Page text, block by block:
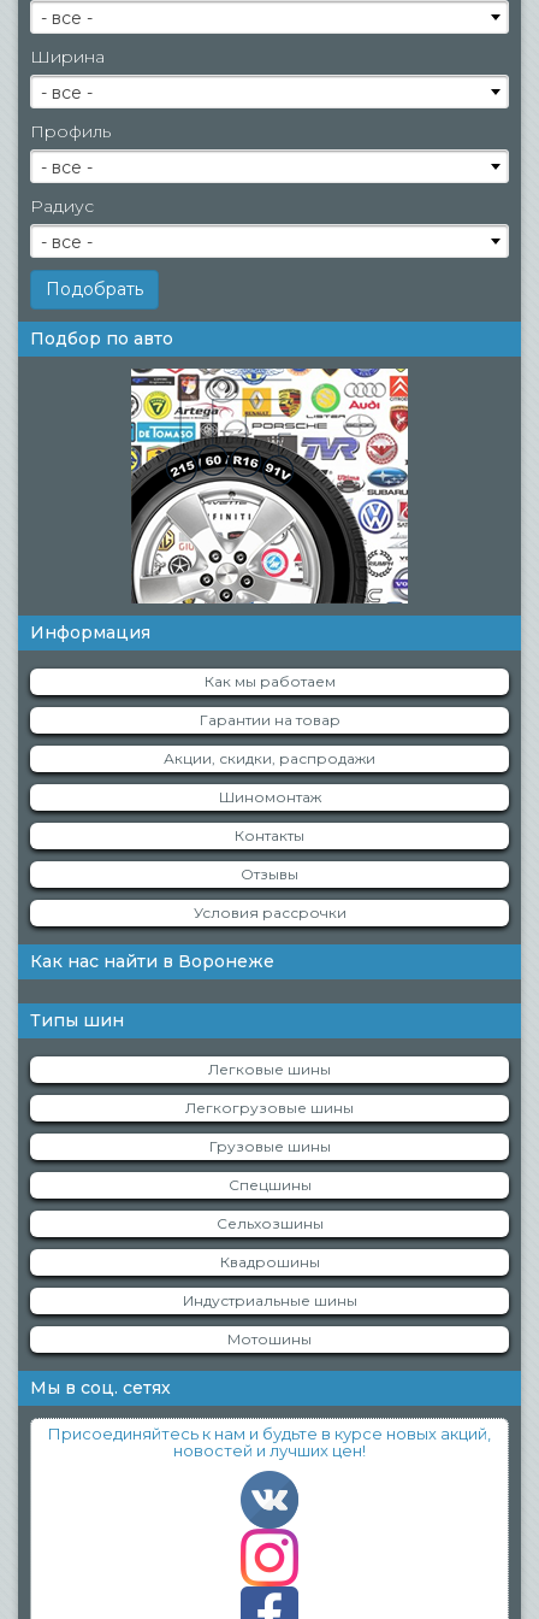
- все -
Ширина
- все -
Профиль
- все -
Радиус
- все -
Подбор по авто
Информация
Как мы работаем
Гарантии на товар
Акции, скидки, распродажи
Шиномонтаж
Контакты
Отзывы
Условия рассрочки
Как нас найти в Воронеже
Типы шин
Легковые шины
Легкогрузовые шины
Грузовые шины
Спецшины
Сельхозшины
Квадрошины
Индустриальные шины
Мотошины
Мы в соц. сетях
Присоединяйтесь к нам и будьте в курсе новых акций,
новостей и лучших цен!